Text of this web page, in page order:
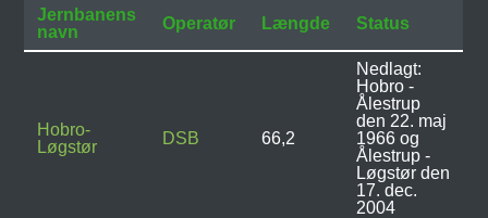
Jernbanens
navn
Operatør Længde Status
Hobro-
Løgstør
DSB 66,2
Nedlagt:
Hobro -
Ålestrup
den 22. maj
1966 og
Ålestrup -
Løgstør den
17. dec.
2004